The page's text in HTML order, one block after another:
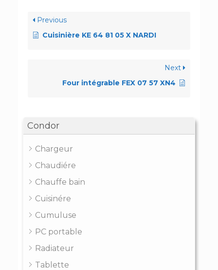
Condor
Chargeur
Chaudiére
Chauffe bain
Cuisinére
Cumuluse
PC portable
Radiateur
Tablette
Previous
Cuisinière KE 64 81 05 X NARDI
Next
Four intégrable FEX 07 57 XN4